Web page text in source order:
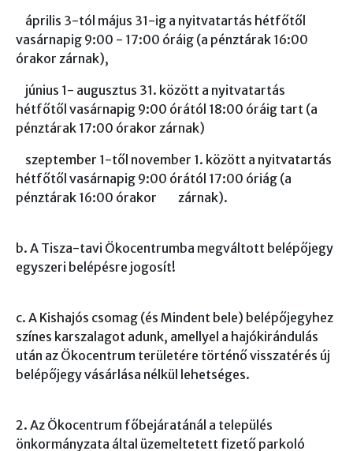
április 3-tól május 31-ig a nyitvatartás hétfőtől
vasárnapig 9:00 - 17:00 óráig (a pénztárak 16:00
órakor zárnak),
június 1- augusztus 31. között a nyitvatartás
hétfőtől vasárnapig 9:00 órától 18:00 óráig tart (a
pénztárak 17:00 órakor zárnak)
szeptember 1-től november 1. között a nyitvatartás
hétfőtől vasárnapig 9:00 órától 17:00 óriág (a
pénztárak 16:00 órakor zárnak).
b. A Tisza-tavi Ökocentrumba megváltott belépőjegy
egyszeri belépésre jogosít!
c. A Kishajós csomag (és Mindent bele) belépőjegyhez
színes karszalagot adunk, amellyel a hajókirándulás
után az Ökocentrum területére történő visszatérés új
belépőjegy vásárlása nélkül lehetséges.
2. Az Ökocentrum főbejáratánál a település
önkormányzata által üzemeltetett fizető parkoló